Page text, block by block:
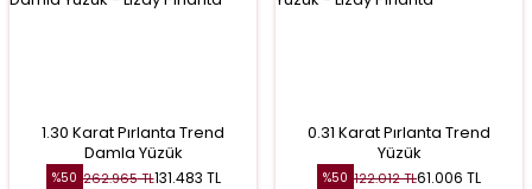
1.30 Karat Pırlanta Trend
Damla Yüzük
%50 262.965TL131.483 TL
0.31 Karat Pırlanta Trend
Yüzük
%50 122.012TL61.006 TL